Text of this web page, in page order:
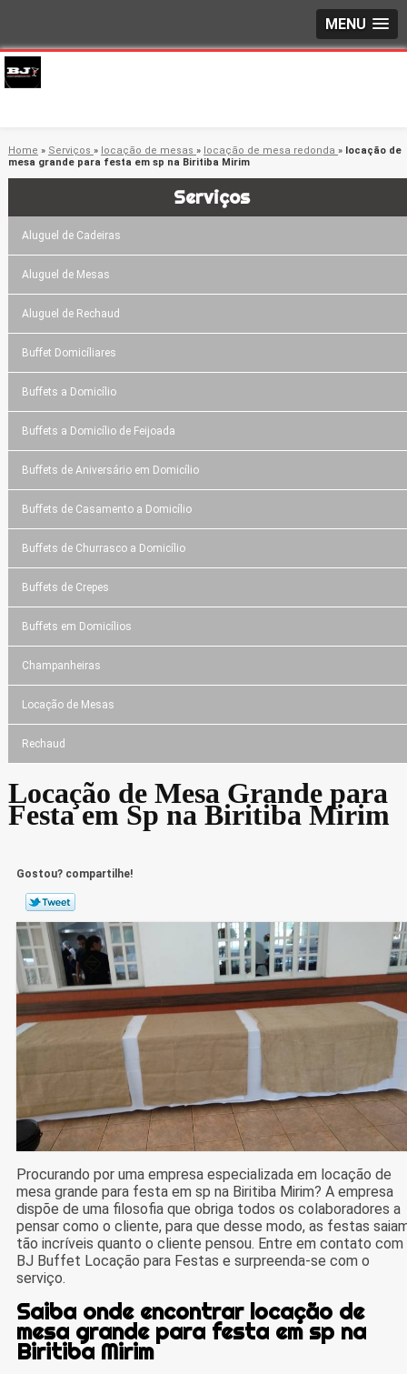
MENU
Home » Serviços » locação de mesas » locação de mesa redonda » locação de
mesa grande para festa em sp na Biritiba Mirim
Serviços
Aluguel de Cadeiras
Aluguel de Mesas
Aluguel de Rechaud
Buffet Domicíliares
Buffets a Domicílio
Buffets a Domicílio de Feijoada
Buffets de Aniversário em Domicílio
Buffets de Casamento a Domicílio
Buffets de Churrasco a Domicílio
Buffets de Crepes
Buffets em Domicílios
Champanheiras
Locação de Mesas
Rechaud
Locação de Mesa Grande para
Festa em Sp na Biritiba Mirim
Gostou? compartilhe!
Procurando por uma empresa especializada em locação de
mesa grande para festa em sp na Biritiba Mirim? A empresa
dispõe de uma filosofia que obriga todos os colaboradores a
pensar como o cliente, para que desse modo, as festas
tão incríveis quanto o cliente pensou. Entre em contato com
BJ Buffet Locação para Festas e surpreenda-se com o
serviço.
Saiba onde encontrar locação de
mesa grande para festa em sp na
Biritiba Mirim